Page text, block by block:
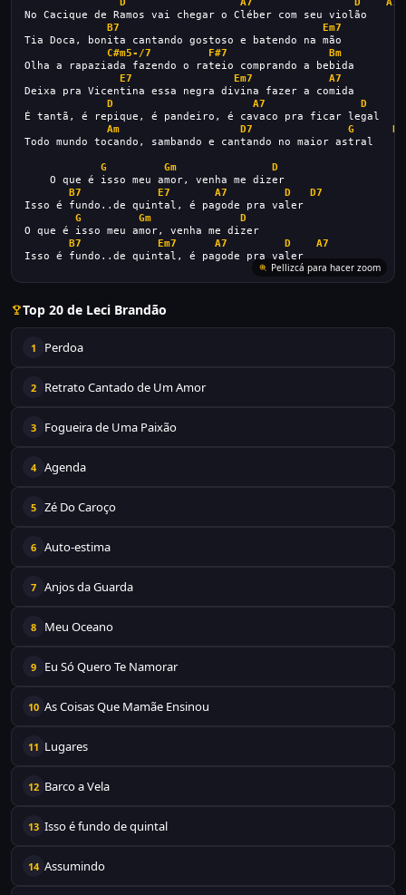
No Cacique de Ramos vai chegar o Cléber com seu violão
B7
Em7
Tia Doca, bonita cantando gostoso e batendo na mão
C#m5-/7
F#7
Bm
Olha a rapaziada fazendo o rateio comprando a bebida
E7
Em7
A7
Deixa pra Vicentina essa negra divina fazer a comida
D
A7
D
É tantã, é repique, é pandeiro, é cavaco pra ficar legal
Am
D7 G
D7
Todo mundo tocando, sambando e cantando no maior astral
G Gm
D
O que é isso meu amor, venha me dizer
B7
E7 A7 D
D7
Isso é fundo..de quintal, é pagode pra valer
G
Gm
D
O que é isso meu amor, venha me dizer
B7
Em7 A7 D
A7
Isso é fundo..de quintal, é pagode pra valer
Pellizcá para hacer zoom
Top 20 de Leci Brandão
1 Perdoa
2 Retrato Cantado de Um Amor
3 Fogueira de Uma Paixão
4 Agenda
5 Zé Do Caroço
6 Auto-estima
7 Anjos da Guarda
8 Meu Oceano
9 Eu Só Quero Te Namorar
10 As Coisas Que Mamãe Ensinou
11 Lugares
12 Barco a Vela
13 Isso é fundo de quintal
14 Assumindo